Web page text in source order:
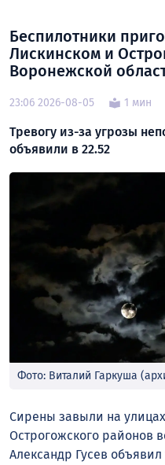
Беспилотники
Лискинском и
Воронежской
23:06 2026-08-05 1 мин
Тревогу из-за угрозы
объявили в 22.52
Фото: Виталий Гаркуша
Сирены завыли на
Острогожского районов
Александр Гусев объявил